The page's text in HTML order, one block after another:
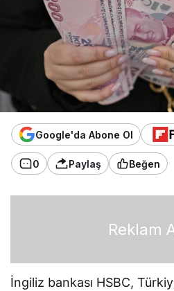
Google'da Abone Ol
0 Paylaş Beğen
Reklam
İngiliz bankası HSBC,